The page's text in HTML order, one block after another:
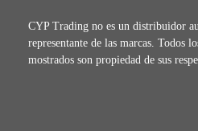
CYP Trading no es un distribuidor
representante de las marcas. Todos
mostrados son propiedad de sus